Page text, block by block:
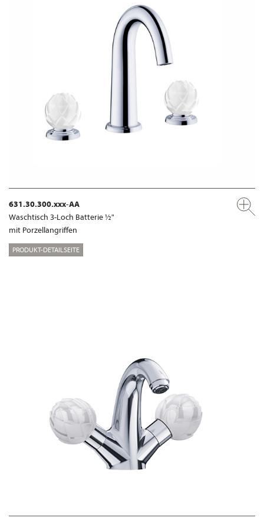
631.30.300.xxx-AA
Waschtisch 3-Loch Batterie ½"
mit Porzellangriffen
PRODUKT-DETAILSEITE